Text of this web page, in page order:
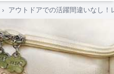
› アウトドアでの活躍間違いなし！